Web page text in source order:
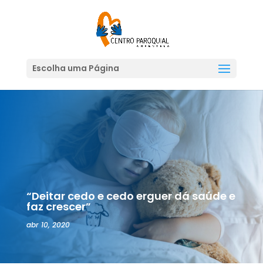
Escolha uma Página
“Deitar cedo e cedo erguer dá saúde e
faz crescer”
abr 10, 2020